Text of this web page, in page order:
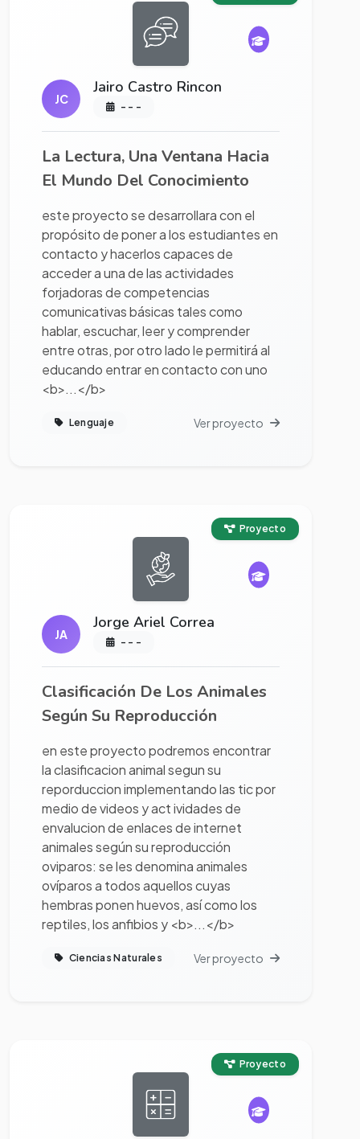
JC
Jairo Castro Rincon
- - -
La Lectura, Una Ventana Hacia
El Mundo Del Conocimiento
este proyecto se desarrollara con el
propósito de poner a los estudiantes en
contacto y hacerlos capaces de
acceder a una de las actividades
forjadoras de competencias
comunicativas básicas tales como
hablar, escuchar, leer y comprender
entre otras, por otro lado le permitirá al
educando entrar en contacto con uno
<b>...</b>
Lenguaje Ver proyecto
Proyecto
JA
Jorge Ariel Correa
- - -
Clasificación De Los Animales
Según Su Reproducción
en este proyecto podremos encontrar
la clasificacion animal segun su
reporduccion implementando las tic por
medio de videos y act ividades de
envalucion de enlaces de internet
animales según su reproducción
oviparos: se les denomina animales
ovíparos a todos aquellos cuyas
hembras ponen huevos, así como los
reptiles, los anfibios y <b>...</b>
Ciencias Naturales Ver proyecto
Proyecto